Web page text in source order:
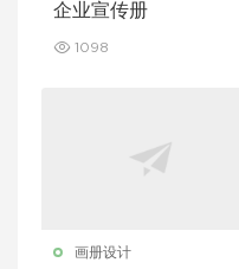
企业宣传册
1098
画册设计